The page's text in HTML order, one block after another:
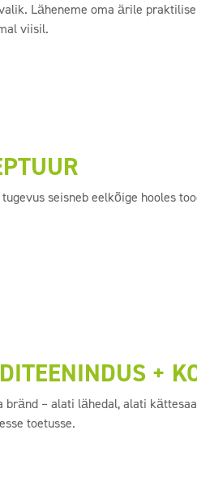
Läheneme oma ärile
viisil.
seisneb eelkõige hooles
+
bränd – alati lähedal, alati
toetusse.